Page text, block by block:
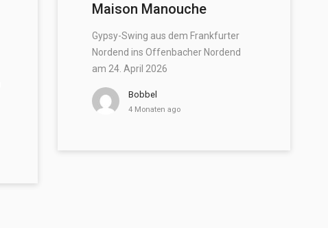
Maison Manouche
Gypsy-Swing aus dem Frankfurter
Nordend ins Offenbacher Nordend
am 24. April 2026
Bobbel
4 Monaten ago